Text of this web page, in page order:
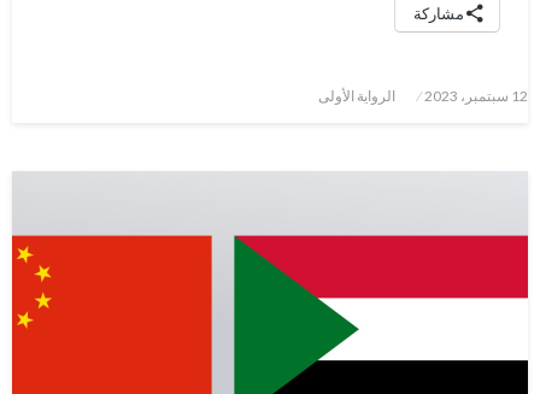
مشاركة
نُشر
12 سبتمبر، 2023 الرواية الأولى